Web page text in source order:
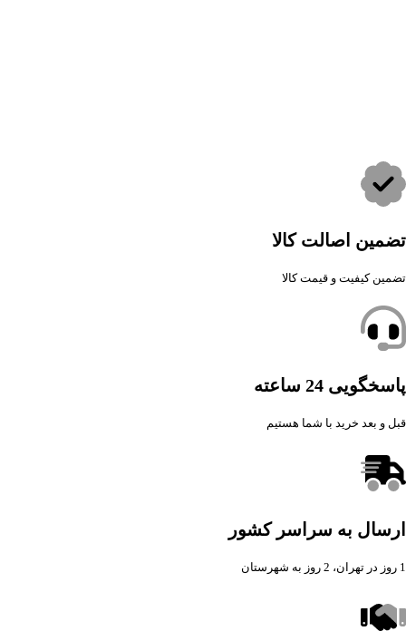
تضمین اصالت کالا
تضمین کیفیت و قیمت کالا
پاسخگویی 24 ساعته
قبل و بعد خرید با شما هستیم
ارسال به سراسر کشور
1 روز در تهران، 2 روز به شهرستان